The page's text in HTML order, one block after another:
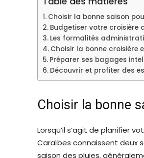
Choisir la bonne saison
Budgetiser votre croisière
Les formalités
Choisir la bonne croisière
Préparer ses bagages
Découvrir et profiter des
Choisir la bonne
Lorsqu’il s’agit de planifier
Caraïbes connaissent deux
saison des pluies,